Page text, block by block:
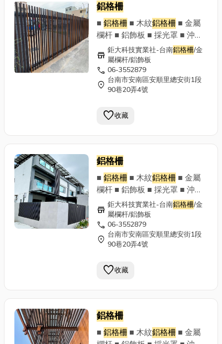
鋁格柵
■ 鋁格柵 ■ 木紋鋁格柵 ■ 金屬
欄杆 ■ 鋁飾板 ■ 採光罩 ■ 沖孔
板 ■ 鋁門窗 落地窗 拉門 ■ 其他
金屬構架工程 ■ 售後服務 ■ 設
計規劃 鉅大科技實業社 歡迎來
電洽談 06-3552879 專業設計
責任施工 Line官方帳號：
最優質的售後服務，讓顧客滿意
store 鉅大科技實業社-台南鋁格柵/金
屬欄杆/鋁飾板
call 06-3552879
location_on 台南市安南區安順里總安街1段
90巷20弄4號
favorite收藏
鋁格柵
■ 鋁格柵 ■ 木紋鋁格柵 ■ 金屬
欄杆 ■ 鋁飾板 ■ 採光罩 ■ 沖孔
板 ■ 鋁門窗 落地窗 拉門 ■ 其他
金屬構架工程 ■ 售後服務 ■ 設
計規劃 鉅大科技實業社 歡迎來
電洽談 06-3552879 專業設計
責任施工 Line官方帳號：
最優質的售後服務，讓顧客滿意
store 鉅大科技實業社-台南鋁格柵/金
屬欄杆/鋁飾板
call 06-3552879
location_on 台南市安南區安順里總安街1段
90巷20弄4號
favorite收藏
鋁格柵
■ 鋁格柵 ■ 木紋鋁格柵 ■ 金屬